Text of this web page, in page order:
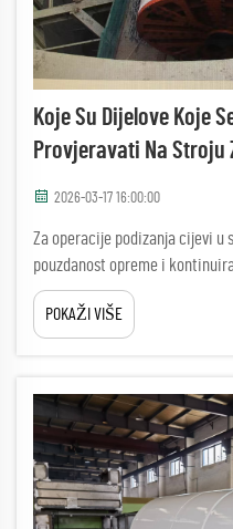
Koje Su Dijelove Koje
Provjeravati Na Stroju
2026-03-17 16:00:00
Za operacije podizanja cijevi u
pouzdanost opreme i
oštećenja kako bi se osigurala
podzemnim uvjetima. Stroj za
stresom...
POKAŽI VIŠE